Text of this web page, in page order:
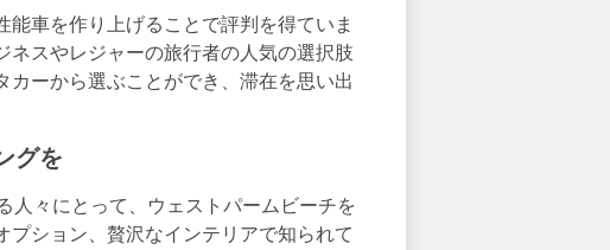
車を作り上げることで評判を得ていま
スやレジャーの旅行者の人気の選択肢
ーから選ぶことができ、滞在を思い出
グを
人々にとって、ウェストパームビーチを
ション、贅沢なインテリアで知られて